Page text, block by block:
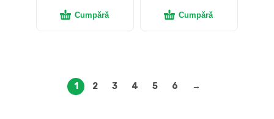
Cumpără Cumpără
1 2 3 4 5 6 →